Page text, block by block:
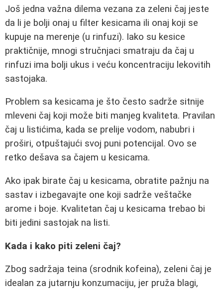
Još jedna važna dilema vezana za zeleni čaj jeste
da li je bolji onaj u filter kesicama ili onaj koji se
kupuje na merenje (u rinfuzi). Iako su kesice
praktičnije, mnogi stručnjaci smatraju da čaj u
rinfuzi ima bolji ukus i veću koncentraciju lekovitih
sastojaka.
Problem sa kesicama je što često sadrže sitnije
mleveni čaj koji može biti manjeg kvaliteta. Pravilan
čaj u listićima, kada se prelije vodom, nabubri i
proširi, otpuštajući svoj puni potencijal. Ovo se
retko dešava sa čajem u kesicama.
Ako ipak birate čaj u kesicama, obratite pažnju na
sastav i izbegavajte one koji sadrže veštačke
arome i boje. Kvalitetan čaj u kesicama trebao bi
biti jedini sastojak na listi.
Kada i kako piti zeleni čaj?
Zbog sadržaja teina (srodnik kofeina), zeleni čaj je
idealan za jutarnju konzumaciju, jer pruža blagi,